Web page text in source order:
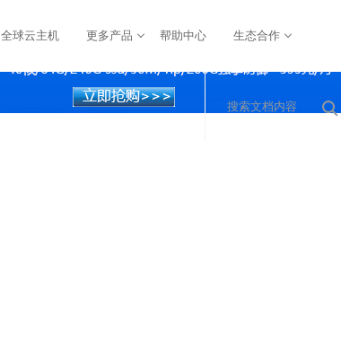
全球云主机 更多产品 帮助中心 生态合作
搜索文档内容